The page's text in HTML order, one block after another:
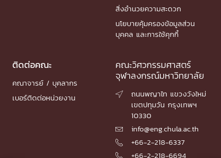
สิ่งอำนวยความสะดวก
นโยบายคุ้มครองข้อมูลส่วน
บุคคล และการใช้คุกกี้
ติดต่อคณะ
คณาจารย์ / บุคลากร
เบอร์ติดต่อหน่วยงาน
คณะวิศวกรรมศาสตร์
จุฬาลงกรณ์มหาวิทยาลัย

ถนนพญาไท แขวงวังใหม่
เขตปทุมวัน กรุงเทพฯ
10330
 info@eng.chula.ac.th
 +66-2-218-6337
 +66-2-218-6694